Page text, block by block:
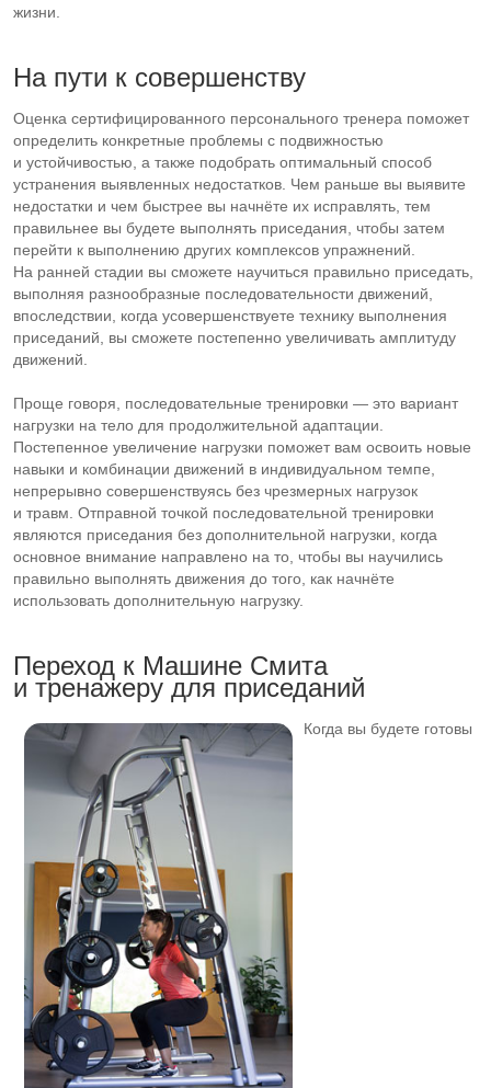
жизни.
На пути к совершенству
Оценка сертифицированного персонального тренера поможет
определить конкретные проблемы с подвижностью
и устойчивостью, а также подобрать оптимальный способ
устранения выявленных недостатков. Чем раньше вы выявите
недостатки и чем быстрее вы начнёте их исправлять, тем
правильнее вы будете выполнять приседания, чтобы затем
перейти к выполнению других комплексов упражнений.
На ранней стадии вы сможете научиться правильно приседать,
выполняя разнообразные последовательности движений,
впоследствии, когда усовершенствуете технику выполнения
приседаний, вы сможете постепенно увеличивать амплитуду
движений.
Проще говоря, последовательные тренировки — это вариант
нагрузки на тело для продолжительной адаптации.
Постепенное увеличение нагрузки поможет вам освоить новые
навыки и комбинации движений в индивидуальном темпе,
непрерывно совершенствуясь без чрезмерных нагрузок
и травм. Отправной точкой последовательной тренировки
являются приседания без дополнительной нагрузки, когда
основное внимание направлено на то, чтобы вы научились
правильно выполнять движения до того, как начнёте
использовать дополнительную нагрузку.
Переход к Машине Смита
и тренажеру для приседаний
Когда вы будете готовы